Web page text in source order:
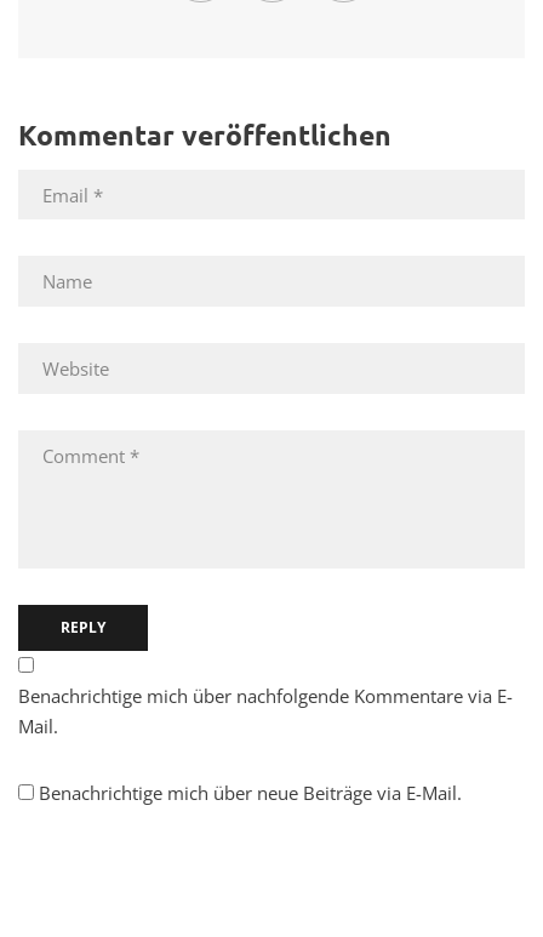
Kommentar veröffentlichen
REPLY
Benachrichtige mich über nachfolgende Kommentare via E-
Mail.
Benachrichtige mich über neue Beiträge via E-Mail.